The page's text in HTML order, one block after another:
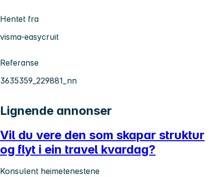
Hentet fra
visma-easycruit
Referanse
3635359_229881_nn
Lignende annonser
Vil du vere den som skapar struktur
og flyt i ein travel kvardag?
Konsulent heimetenestene